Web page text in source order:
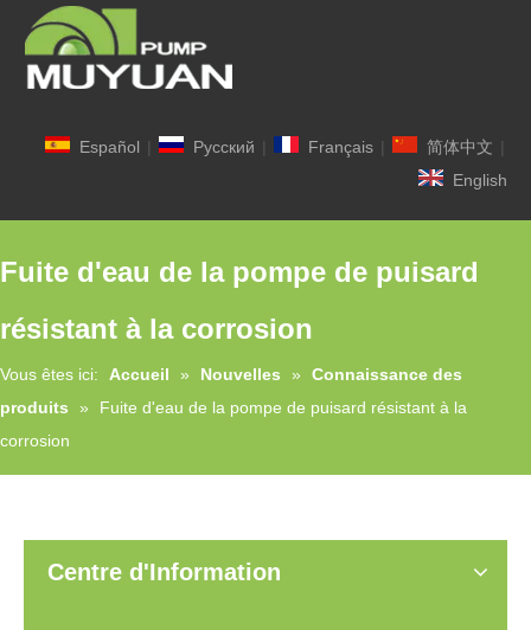
Español | Pусский | Français | 简体中文 |
English
Fuite d'eau de la pompe de puisard
résistant à la corrosion
Vous êtes ici: Accueil » Nouvelles »
Connaissance des
produits
»
Fuite d'eau de la pompe de puisard résistant à la
corrosion
Centre d'Information